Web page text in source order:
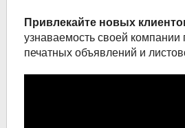
Привлекайте новых
узнаваемость своей
печатных объявлений и